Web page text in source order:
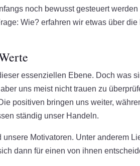
noch bewusst gesteuert
Wie? erfahren wir etwas über die
essenziellen Ebene. Doch was
uns meist nicht trauen zu
positiven bringen uns weiter,
ständig unser Handeln.
Motivatoren. Unter anderem
dann für einen von ihnen